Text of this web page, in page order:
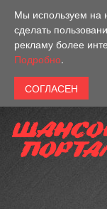
Мы используем на
сделать
рекламу более
Подробно.